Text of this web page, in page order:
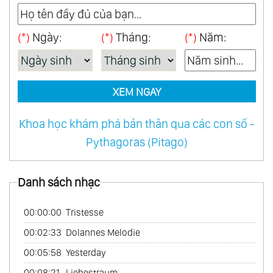
46.When A Man Loves A Woman
47.Amour Pour Amour
48.Japon Mon Amour
49.Two Together
One World Of Music
51.
Reveries Vol.1
Love Follow Us
54. Mexico Con Amor
56.Tango
57.Les Rendez - Vous Du Hasard
58.My Bossa Nova Favorites
(*) Ngày: (*) Tháng: (*) Năm:
XEM NGAY
Khoa học khám phá bản thân qua các con số -
Pythagoras (Pitago)
Danh sách nhạc
00:00:00 Tristesse
00:02:33 Dolannes Melodie
00:05:58 Yesterday